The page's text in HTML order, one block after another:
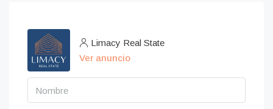
Limacy Real State
Ver anuncio